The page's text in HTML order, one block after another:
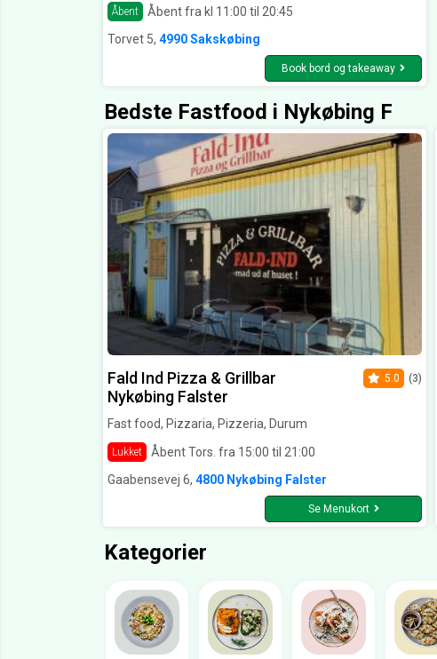
Åbent Åbent fra kl 11:00 til 20:45
Torvet 5, 4990 Sakskøbing
Book bord og takeaway
Bedste Fastfood i Nykøbing F
Fald Ind Pizza & Grillbar
Nykøbing Falster
Fast food, Pizzaria, Pizzeria, Durum
Lukket Åbent Tors. fra 15:00 til 21:00
5.0 (3)
Gaabensevej 6, 4800 Nykøbing Falster
Se Menukort
Kategorier